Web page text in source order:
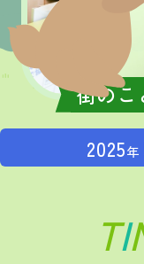
街のこ
2025年
TI